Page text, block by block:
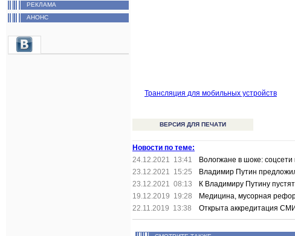
РЕКЛАМА
АНОНС
Трансляция для мобильных устройств
ВЕРСИЯ ДЛЯ ПЕЧАТИ
Новости по теме:
24.12.2021 13:41
Вологжане в шоке:
23.12.2021 15:25
Владимир Путин
23.12.2021 08:13
К Владимиру Путину
19.12.2019 19:28
Медицина, мусорная
22.11.2019 13:38
Открыта аккредитация